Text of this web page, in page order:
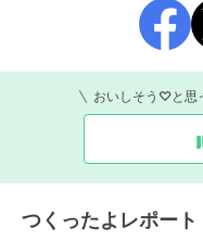
おいしそう♡と思
つくったよレポート